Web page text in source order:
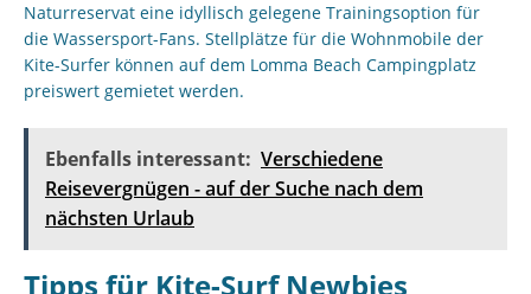
Naturreservat eine idyllisch gelegene Trainingsoption für
die Wassersport-Fans. Stellplätze für die Wohnmobile der
Kite-Surfer können auf dem Lomma Beach Campingplatz
preiswert gemietet werden.
Ebenfalls interessant: Verschiedene
Reisevergnügen - auf der Suche nach dem
nächsten Urlaub
Tipps für Kite-Surf Newbies